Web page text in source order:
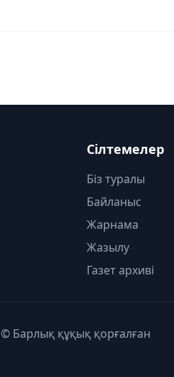
Сілтемелер
Біз туралы
Байланыс
Жарнама
Жазылу
Газет архиві
© Барлық құқық қорғалған